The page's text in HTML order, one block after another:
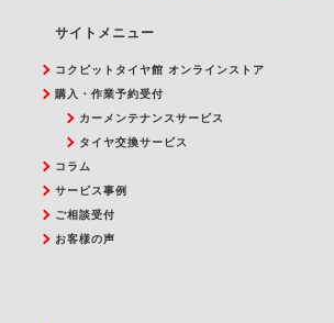
サイトメニュー
コクピットタイヤ館 オンラインストア
購入・作業予約受付
カーメンテナンスサービス
タイヤ交換サービス
コラム
サービス事例
ご相談受付
お客様の声